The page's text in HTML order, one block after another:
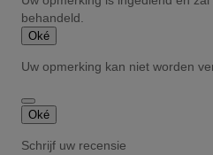
behandeld.
Oké
Uw opmerking kan niet worden
Oké
Schrijf uw recensie